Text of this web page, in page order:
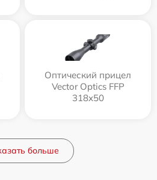
Оптический прицел
Vector Optics FFP
318x50
больше